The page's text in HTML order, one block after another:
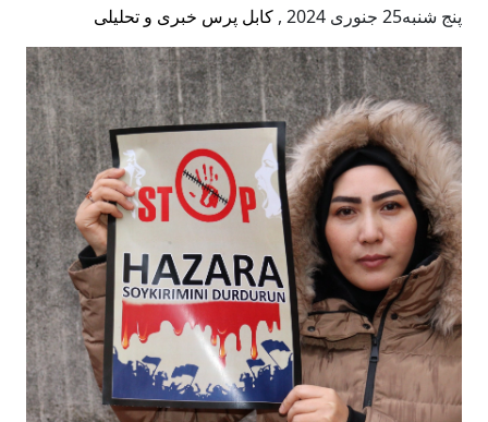
پنج شنبه25 جنوری 2024 , کابل پرس خبری و تحلیلی